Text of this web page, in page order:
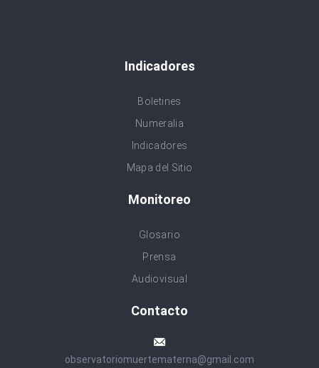
Indicadores
Boletines
Numeralia
Indicadores
Mapa del Sitio
Monitoreo
Glosario
Prensa
Audiovisual
Contacto
observatoriomuertematerna@gmail.com